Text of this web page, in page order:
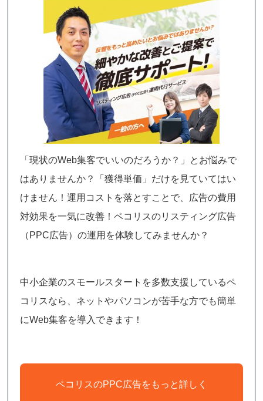
「現状のWeb集客でいいのだろうか？」とお悩みで
はありませんか？「獲得単価」だけを見ていてはい
けません！運用コストを落とすことで、広告の費用
対効果を一気に改善！ペコリスのリスティング広告
（PPC広告）の運用を体験してみませんか？
中小企業のスモールスタートを多数支援しているペ
コリスなら、ネットやパソコンが苦手な方でも簡単
にWeb集客を導入できます！
ペコリスのPPC広告をもっと詳しく